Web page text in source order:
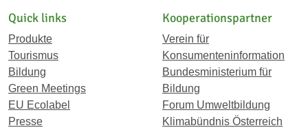
Quick links
Produkte
Tourismus
Bildung
Green Meetings
EU Ecolabel
Presse
Kooperationspartner
Verein für
Konsumenteninformation
Bundesministerium für
Bildung
Forum Umweltbildung
Klimabündnis Österreich